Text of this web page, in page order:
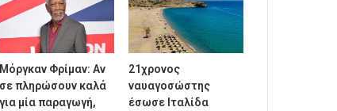
Μόργκαν Φρίμαν: Αν
σε πληρώσουν καλά
για μία παραγωγή,
21χρονος
ναυαγοσώστης
έσωσε Ιταλίδα